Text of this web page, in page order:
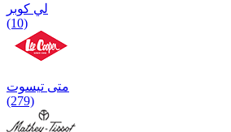
لي كوبر
(10)
متی تیسوت
(279)